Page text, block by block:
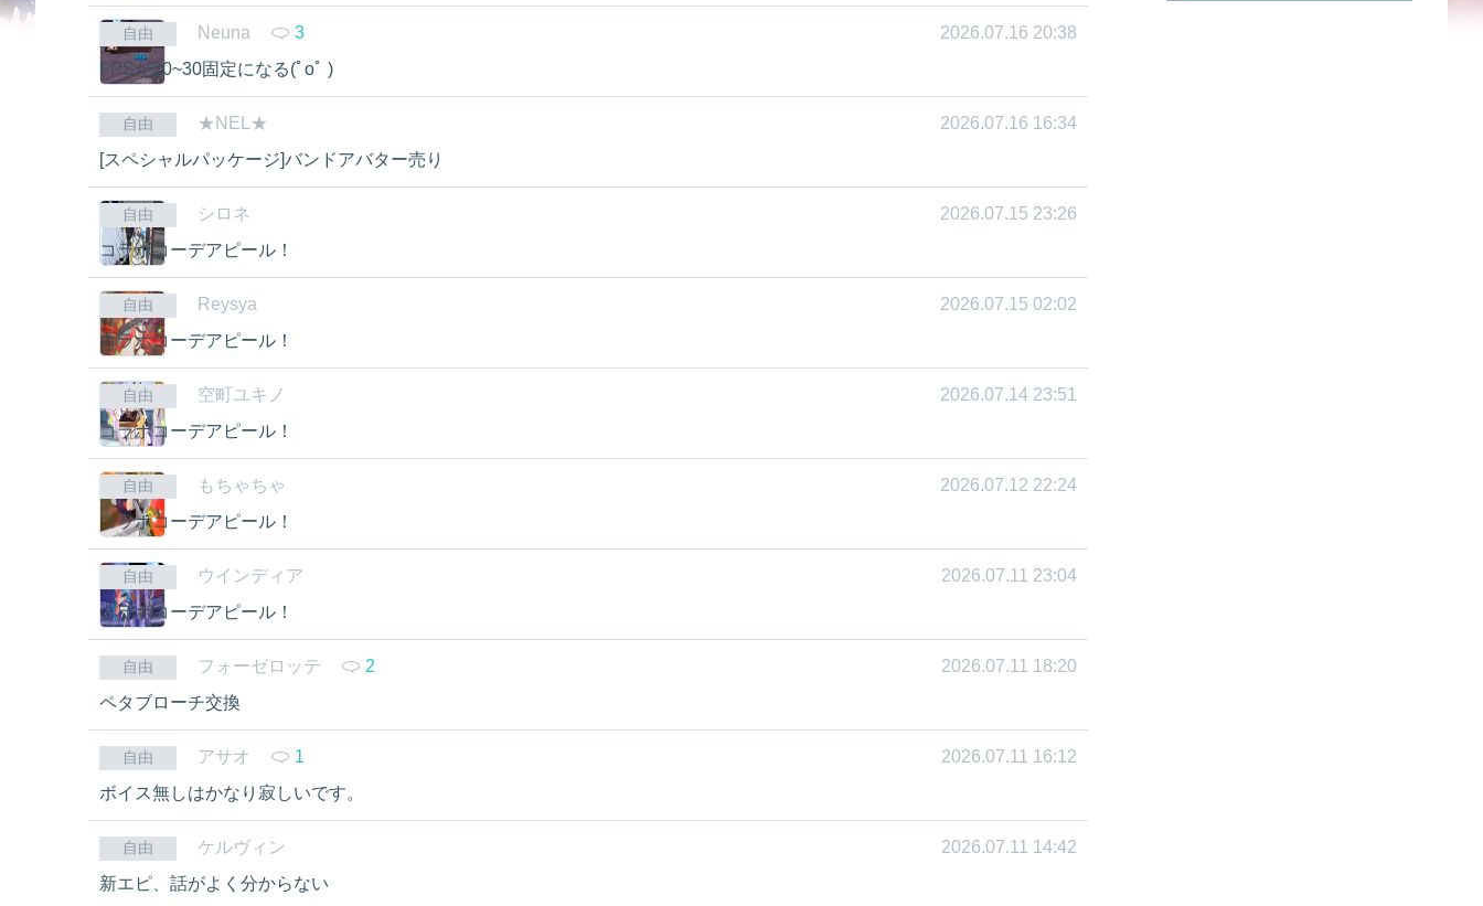
自由 Neuna 3
2026.07.16 20:38
FPSが20~30固定になる(ﾟoﾟ )
自由 ★NEL★
2026.07.16 16:34
[スペシャルパッケージ]バンドアバター売り
自由 シロネ
2026.07.15 23:26
コラボコーデアピール！
自由 Reysya
2026.07.15 02:02
コラボコーデアピール！
自由 空町ユキノ
2026.07.14 23:51
コラボコーデアピール！
自由 もちゃちゃ
2026.07.12 22:24
コラボコーデアピール！
自由 ウインディア
2026.07.11 23:04
コラボコーデアピール！
自由 フォーゼロッテ 2
2026.07.11 18:20
ペタブローチ交換
自由 アサオ 1
2026.07.11 16:12
ボイス無しはかなり寂しいです。
自由 ケルヴィン
2026.07.11 14:42
新エピ、話がよく分からない